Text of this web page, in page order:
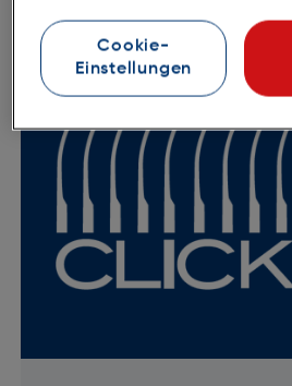
Cookie-
Einstellungen